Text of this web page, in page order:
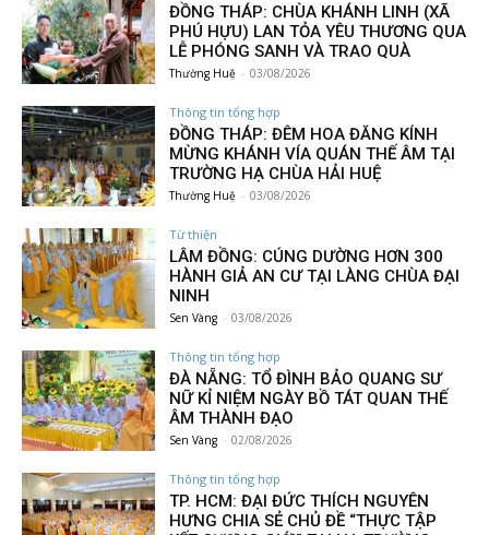
ĐỒNG THÁP: CHÙA KHÁNH LINH (XÃ
PHÚ HỰU) LAN TỎA YÊU THƯƠNG QUA
LỄ PHÓNG SANH VÀ TRAO QUÀ
Thường Huệ - 03/08/2026
Thông tin tổng hợp
ĐỒNG THÁP: ĐÊM HOA ĐĂNG KÍNH
MỪNG KHÁNH VÍA QUÁN THẾ ÂM TẠI
TRƯỜNG HẠ CHÙA HẢI HUỆ
Thường Huệ - 03/08/2026
Từ thiện
LÂM ĐỒNG: CÚNG DƯỜNG HƠN 300
HÀNH GIẢ AN CƯ TẠI LÀNG CHÙA ĐẠI
NINH
Sen Vàng - 03/08/2026
Thông tin tổng hợp
ĐÀ NẴNG: TỔ ĐÌNH BẢO QUANG SƯ
NỮ KỈ NIỆM NGÀY BỒ TÁT QUAN THẾ
ÂM THÀNH ĐẠO
Sen Vàng - 02/08/2026
Thông tin tổng hợp
TP. HCM: ĐẠI ĐỨC THÍCH NGUYÊN
HƯNG CHIA SẺ CHỦ ĐỀ “THỰC TẬP